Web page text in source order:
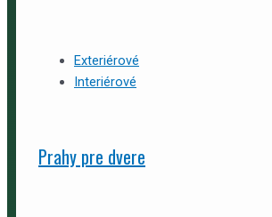
Exteriérové
Interiérové
Prahy pre dvere